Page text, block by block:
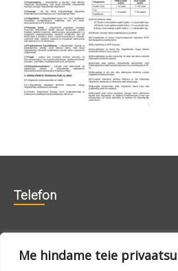
Me hindame teie
Telefon
715 0180